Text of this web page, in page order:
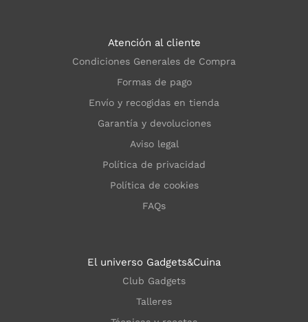
Atención al cliente
Condiciones Generales de Compra
Formas de pago
Envío y recogidas en tienda
Garantía y devoluciones
Aviso legal
Política de privacidad
Política de cookies
FAQs
El universo Gadgets&Cuina
Club Gadgets
Talleres